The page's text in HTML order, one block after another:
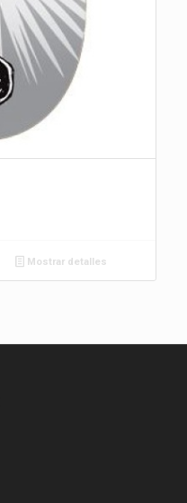
Mostrar detalles